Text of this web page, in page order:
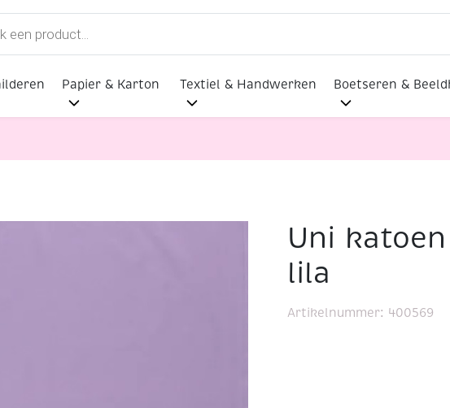
Papier & Karton Textiel & Handwerken Boetseren &
Uni
lila
Artikelnummer: 400569